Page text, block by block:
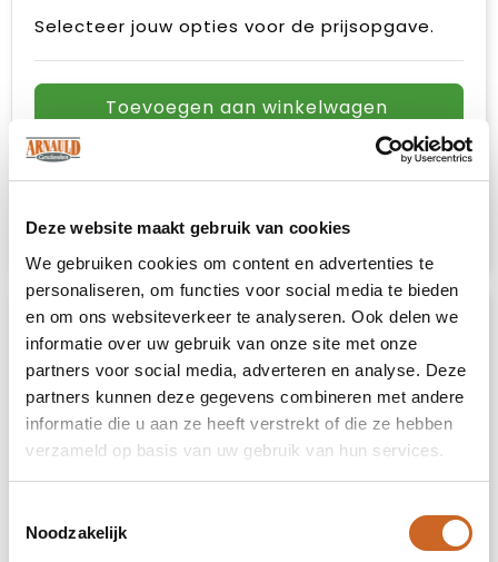
Deze website maakt gebruik van cookies
We gebruiken cookies om content en advertenties te
personaliseren, om functies voor social media te bieden
en om ons websiteverkeer te analyseren. Ook delen we
informatie over uw gebruik van onze site met onze
partners voor social media, adverteren en analyse. Deze
partners kunnen deze gegevens combineren met andere
informatie die u aan ze heeft verstrekt of die ze hebben
verzameld op basis van uw gebruik van hun services.
Noodzakelijk
Selecteer jouw opties voor de prijsopgave.
Toevoegen aan winkelwagen
Sample aanvragen